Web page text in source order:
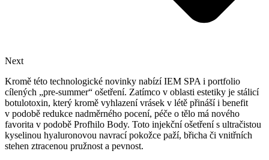
Next
Kromě této technologické novinky nabízí IEM SPA i portfolio
cílených „pre-summer“ ošetření. Zatímco v oblasti estetiky je stálicí
botulotoxin, který kromě vyhlazení vrásek v létě přináší i benefit
v podobě redukce nadměrného pocení, péče o tělo má nového
favorita v podobě Profhilo Body. Toto injekční ošetření s ultračistou
kyselinou hyaluronovou navrací pokožce paží, břicha či vnitřních
stehen ztracenou pružnost a pevnost.